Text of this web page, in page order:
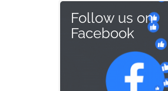
Follow us on
Facebook